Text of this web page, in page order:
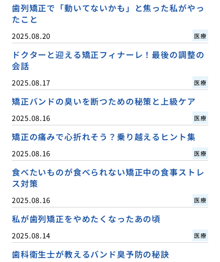
歯列矯正で「動いてないかも」と焦った私がやっ
たこと
2025.08.20 医療
ドクターと迎える矯正フィナーレ！最後の調整の
会話
2025.08.17 医療
矯正バンドの臭いを断つための秘策と上級ケア
2025.08.16 医療
矯正の痛みで心折れそう？乗り越えるヒント集
2025.08.16 医療
食べたいものが食べられない矯正中の食事ストレ
ス対策
2025.08.16 医療
私が歯列矯正をやめたくなったあの頃
2025.08.14 医療
歯科衛生士が教えるバンド臭予防の秘訣